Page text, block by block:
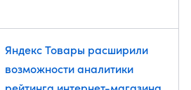
Яндекс Товары расширили
возможности аналитики